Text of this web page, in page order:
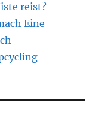
reist?
Eine